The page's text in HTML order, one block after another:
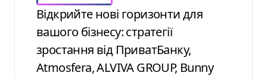
Відкрийте нові горизонти для
вашого бізнесу: стратегії
зростання від ПриватБанку,
Atmosfera, ALVIVA GROUP, Bunny